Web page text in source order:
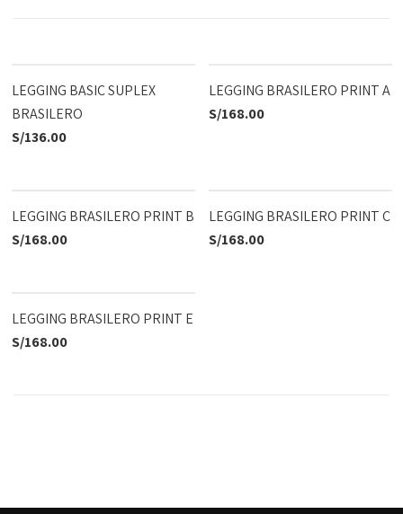
LEGGING BASIC SUPLEX
BRASILERO
S/136.00
LEGGING BRASILERO PRINT A
S/168.00
LEGGING BRASILERO PRINT B
S/168.00
LEGGING BRASILERO PRINT C
S/168.00
LEGGING BRASILERO PRINT E
S/168.00